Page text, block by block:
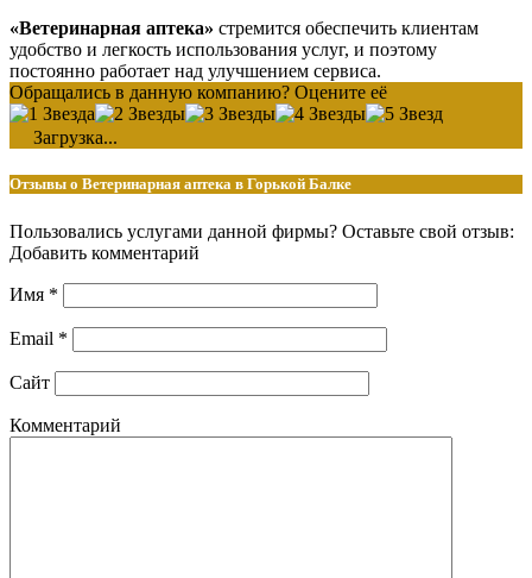
«Ветеринарная аптека» стремится обеспечить клиентам
удобство и легкость использования услуг, и поэтому
постоянно работает над улучшением сервиса.
Обращались в данную компанию? Оцените её
Загрузка...
Отзывы о Ветеринарная аптека в Горькой Балке
Пользовались услугами данной фирмы? Оставьте свой отзыв:
Добавить комментарий
Имя *
Email *
Сайт
Комментарий